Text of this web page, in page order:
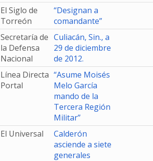
El Siglo de
Torreón
“Designan a
comandante”
Secretaría de
la Defensa
Nacional
Culiacán, Sin., a
29 de diciembre
de 2012.
Línea Directa
Portal
“Asume Moisés
Melo García
mando de la
Tercera Región
Militar”
El Universal
Calderón
asciende a siete
generales